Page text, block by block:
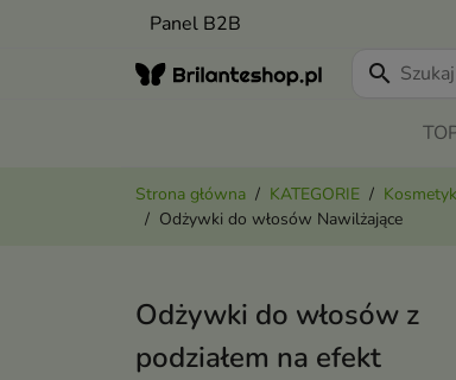
Panel B2B
search
Strona główna KATEGORIE
Odżywki do włosów Nawilżające
Odżywki do włosów z
podziałem na efekt